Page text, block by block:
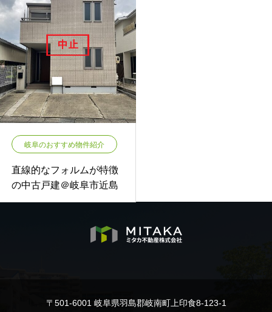
岐阜のおすすめ物件紹介
直線的なフォルムが特徴
の中古戸建＠岐阜市近島
〒501-6001 岐阜県羽島郡岐南町上印食8-123-1